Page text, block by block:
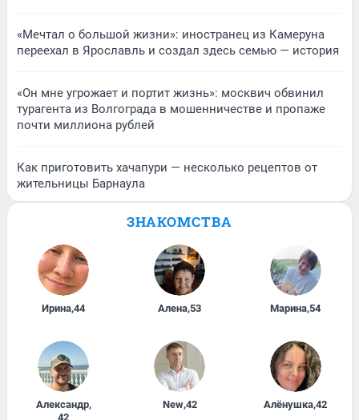
«Мечтал о большой жизни»: иностранец из Камеруна
переехал в Ярославль и создал здесь семью — история
«Он мне угрожает и портит жизнь»: москвич обвинил
турагента из Волгограда в мошенничестве и пропаже
почти миллиона рублей
Как приготовить хачапури — несколько рецептов от
жительницы Барнаула
ЗНАКОМСТВА
Ирина,44 Алена,53 Марина,54
Александр,
42
New,42 Алёнушка,42